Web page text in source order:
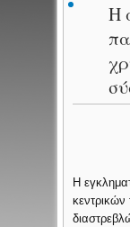
Η
Η